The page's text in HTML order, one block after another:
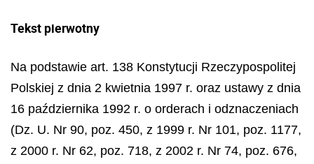
Tekst pierwotny
Na podstawie art. 138 Konstytucji Rzeczypospolitej
Polskiej z dnia 2 kwietnia 1997 r. oraz ustawy z dnia
16 października 1992 r. o orderach i odznaczeniach
(Dz. U. Nr 90, poz. 450, z 1999 r. Nr 101, poz. 1177,
z 2000 r. Nr 62, poz. 718, z 2002 r. Nr 74, poz. 676,